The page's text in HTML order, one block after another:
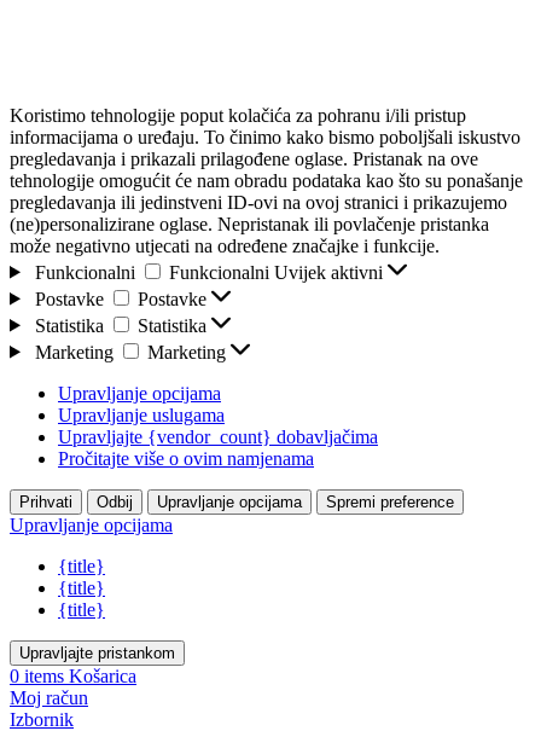
Koristimo tehnologije poput kolačića za pohranu i/ili pristup
informacijama o uređaju. To činimo kako bismo poboljšali iskustvo
pregledavanja i prikazali prilagođene oglase. Pristanak na ove
tehnologije omogućit će nam obradu podataka kao što su ponašanje
pregledavanja ili jedinstveni ID-ovi na ovoj stranici i prikazujemo
(ne)personalizirane oglase. Nepristanak ili povlačenje pristanka
može negativno utjecati na određene značajke i funkcije.
Funkcionalni
Funkcionalni Uvijek aktivni
Postavke
Postavke
Statistika
Statistika
Marketing
Marketing
Upravljanje opcijama
Upravljanje uslugama
Upravljajte {vendor_count} dobavljačima
Pročitajte više o ovim namjenama
Prihvati Odbij Upravljanje opcijama Spremi preference
Upravljanje opcijama
{title}
{title}
{title}
Upravljajte pristankom
0 items Košarica
Moj račun
Izbornik